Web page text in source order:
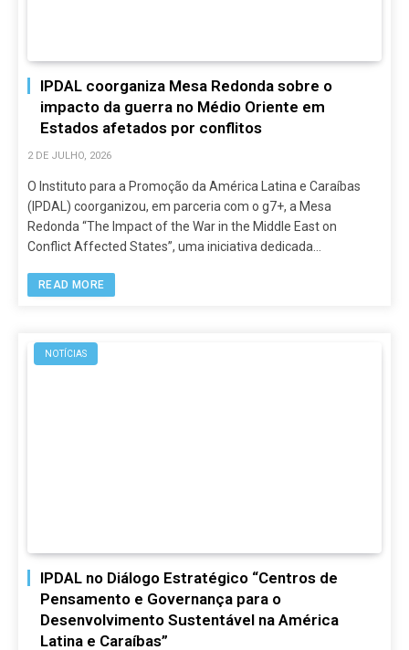
IPDAL coorganiza Mesa Redonda sobre o
impacto da guerra no Médio Oriente em
Estados afetados por conflitos
2 DE JULHO, 2026
O Instituto para a Promoção da América Latina e Caraíbas
(IPDAL) coorganizou, em parceria com o g7+, a Mesa
Redonda “The Impact of the War in the Middle East on
Conflict Affected States”, uma iniciativa dedicada…
READ MORE
NOTÍCIAS
IPDAL no Diálogo Estratégico “Centros de
Pensamento e Governança para o
Desenvolvimento Sustentável na América
Latina e Caraíbas”